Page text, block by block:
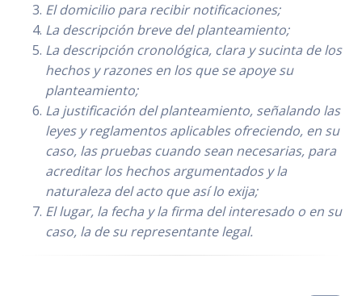
El domicilio para recibir notificaciones;
La descripción breve del planteamiento;
La descripción cronológica, clara y sucinta de los
hechos y razones en los que se apoye su
planteamiento;
La justificación del planteamiento, señalando las
leyes y reglamentos aplicables ofreciendo, en su
caso, las pruebas cuando sean necesarias, para
acreditar los hechos argumentados y la
naturaleza del acto que así lo exija;
El lugar, la fecha y la firma del interesado o en su
caso, la de su representante legal.